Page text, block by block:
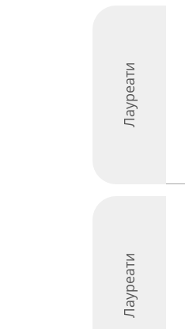
Лауреати
Лауреати